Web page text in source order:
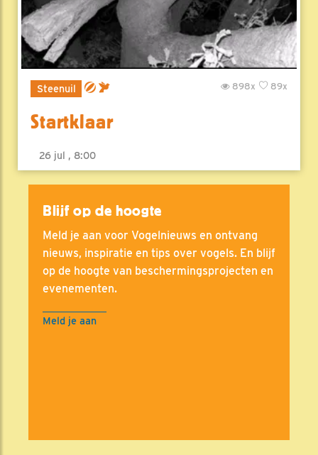
Steenuil 89x
898x
Startklaar
26 jul , 8:00
Blijf op de hoogte
Meld je aan voor Vogelnieuws en ontvang
nieuws, inspiratie en tips over vogels. En blijf
op de hoogte van beschermingsprojecten en
evenementen.
Meld je aan